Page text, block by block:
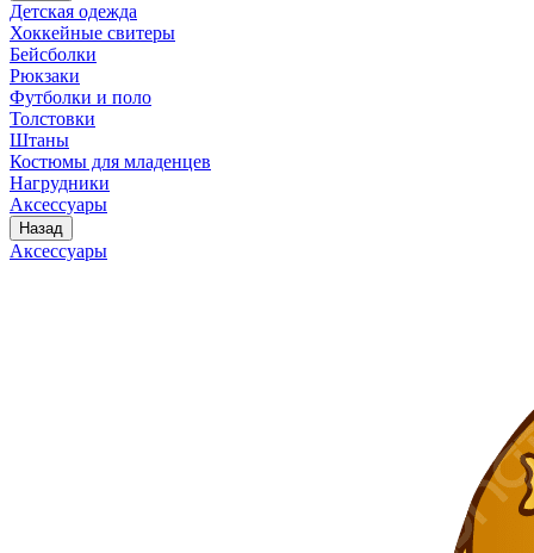
Детская одежда
Хоккейные свитеры
Бейсболки
Рюкзаки
Футболки и поло
Толстовки
Штаны
Костюмы для младенцев
Нагрудники
Аксессуары
Назад
Аксессуары